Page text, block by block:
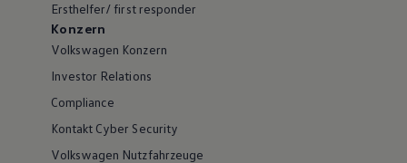
Ersthelfer/ first responder
Konzern
Volkswagen Konzern
Investor Relations
Compliance
Kontakt Cyber Security
Volkswagen Nutzfahrzeuge